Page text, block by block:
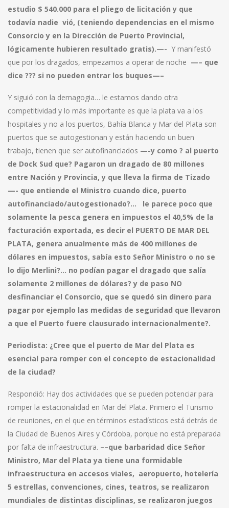
estudio $ 540.000 para el pliego de licitación y que
todavía nadie vió, (teniendo dependencias en el mismo
Consorcio y en la Dirección de Puerto Provincial,
lógicamente hubieren resultado gratis).—- Y manifestó
que por los dragados, empezamos a operar de noche —– que
dice ??? si no pueden entrar los buques—–
Y siguió con la demagogia… le estamos dando otra
competitividad y lo más importante es que la plata va a los
hospitales y no a los puertos, Bahía Blanca y Mar del Plata son
puertos que se autogestionan y están haciendo un buen
trabajo, tienen que ser autofinanciados —-y como ? al puerto
de Dock Sud que? Pagaron un dragado de 80 millones
entre Nación y Provincia, y que lleva la firma de Tizado
—- que entiende el Ministro cuando dice, puerto
autofinanciado/autogestionado?… le parece poco que
solamente la pesca genera en impuestos el 40,5% de la
facturación exportada, es decir el PUERTO DE MAR DEL
PLATA, genera anualmente más de 400 millones de
dólares en impuestos, sabía esto Señor Ministro o no se
lo dijo Merlini?… no podían pagar el dragado que salía
solamente 2 millones de dólares? y de paso NO
desfinanciar el Consorcio, que se quedó sin dinero para
pagar por ejemplo las medidas de seguridad que llevaron
a que el Puerto fuere clausurado internacionalmente?.
Periodista: ¿Cree que el puerto de Mar del Plata es
esencial para romper con el concepto de estacionalidad
de la ciudad?
Respondió: Hay dos actividades que se pueden potenciar para
romper la estacionalidad en Mar del Plata. Primero el Turismo
de reuniones, en el que en términos estadísticos está detrás de
la Ciudad de Buenos Aires y Córdoba, porque no está preparada
por falta de infraestructura. ––que barbaridad dice Señor
Ministro, Mar del Plata ya tiene una formidable
infraestructura en accesos viales, aeropuerto, hotelería
5 estrellas, convenciones, cines, teatros, se realizaron
mundiales de distintas disciplinas, se realizaron juegos